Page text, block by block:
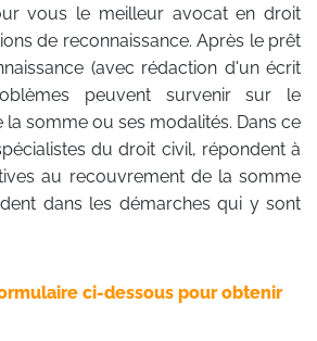
vous le meilleur avocat en droit
de reconnaissance. Après le prêt
(avec rédaction d'un écrit
peuvent survenir sur le
somme ou ses modalités. Dans ce
du droit civil, répondent à
au recouvrement de la somme
dans les démarches qui y sont
ci-dessous pour obtenir